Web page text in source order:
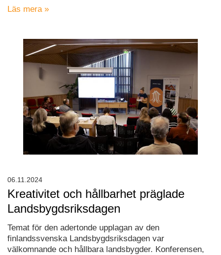
Läs mera »
Kreativitet och hållbarhet präglade
Landsbygdsriksdagen
Temat för den adertonde upplagan av den
finlandssvenska Landsbygdsriksdagen var
välkomnande och hållbara landsbygder. Konferensen,
06.11.2024